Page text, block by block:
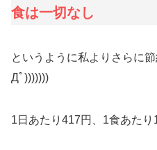
食は一切なし
というように私よりさらに
Дﾟ)))))))
1日あたり417円、1食あたり